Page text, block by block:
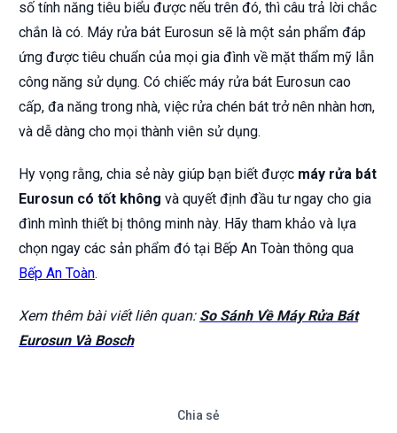
số tính năng tiêu biểu được nếu trên đó, thì câu trả lời chắc
chắn là có. Máy rửa bát Eurosun sẽ là một sản phẩm đáp
ứng được tiêu chuẩn của mọi gia đình về mặt thẩm mỹ lẫn
công năng sử dụng. Có chiếc máy rửa bát Eurosun cao
cấp, đa năng trong nhà, việc rửa chén bát trở nên nhàn hơn,
và dễ dàng cho mọi thành viên sử dụng.
Hy vọng rằng, chia sẻ này giúp bạn biết được máy rửa bát
Eurosun có tốt không và quyết định đầu tư ngay cho gia
đình mình thiết bị thông minh này. Hãy tham khảo và lựa
chọn ngay các sản phẩm đó tại Bếp An Toàn thông qua
Bếp An Toàn.
Xem thêm bài viết liên quan: So Sánh Về Máy Rửa Bát
Eurosun Và Bosch
Chia sẻ